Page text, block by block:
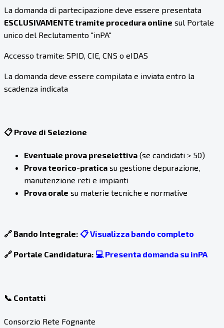
La domanda di partecipazione deve essere presentata
ESCLUSIVAMENTE tramite procedura online sul Portale
unico del Reclutamento "inPA"
Accesso tramite: SPID, CIE, CNS o eIDAS
La domanda deve essere compilata e inviata entro la
scadenza indicata
📋 Prove di Selezione
Eventuale prova preselettiva (se candidati > 50)
Prova teorico-pratica su gestione depurazione,
manutenzione reti e impianti
Prova orale su materie tecniche e normative
🔗 Bando Integrale: 📋 Visualizza bando completo
🔗 Portale Candidatura: 💻 Presenta domanda su inPA
📞 Contatti
Consorzio Rete Fognante